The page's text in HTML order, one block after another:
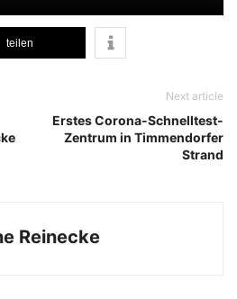
tei­len
Next article
Erstes Corona-Schnelltest-
Zentrum in Timmendorfer
Strand
Reinecke